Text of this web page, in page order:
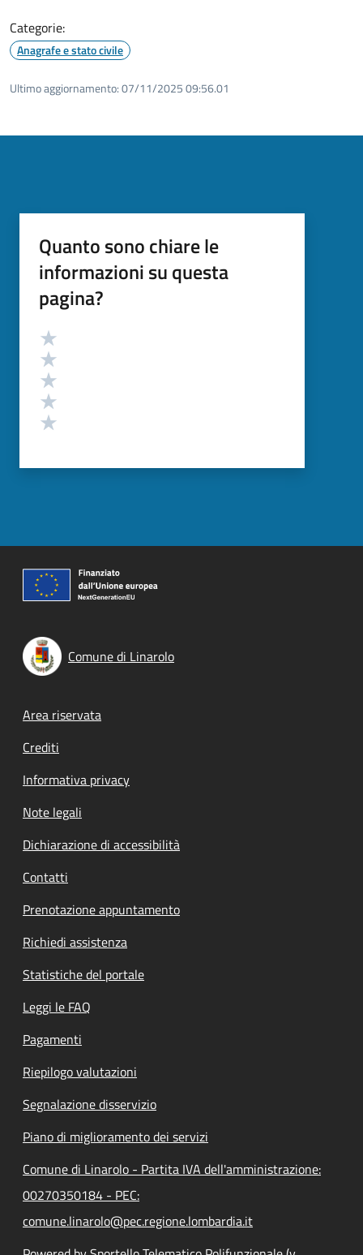
Categorie:
Anagrafe e stato civile
Ultimo aggiornamento:07/11/2025 09:56.01
Quanto sono chiare le
informazioni su questa
pagina?
Valutazione
Comune di Linarolo
Footer menu
Area riservata
Crediti
Informativa privacy
Note legali
Dichiarazione di accessibilità
Contatti
Prenotazione appuntamento
Richiedi assistenza
Statistiche del portale
Leggi le FAQ
Pagamenti
Riepilogo valutazioni
Segnalazione disservizio
Piano di miglioramento dei servizi
Comune di Linarolo - Partita IVA dell'amministrazione:
00270350184 - PEC:
comune.linarolo@pec.regione.lombardia.it